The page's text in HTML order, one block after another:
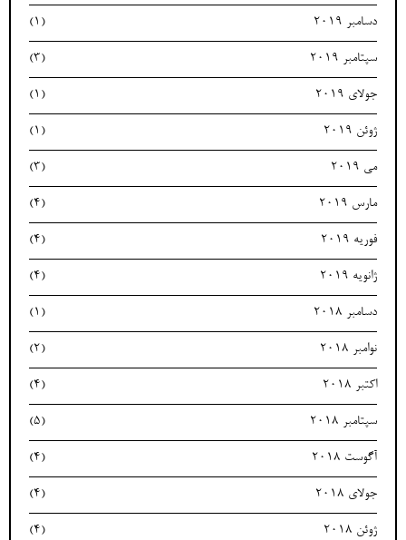
دسامبر 2019 (1)
سپتامبر 2019 (3)
جولای 2019 (1)
ژوئن 2019 (1)
می 2019 (3)
مارس 2019 (4)
فوریه 2019 (4)
ژانویه 2019 (4)
دسامبر 2018 (1)
نوامبر 2018 (2)
اکتبر 2018 (4)
سپتامبر 2018 (5)
آگوست 2018 (4)
جولای 2018 (4)
ژوئن 2018 (4)